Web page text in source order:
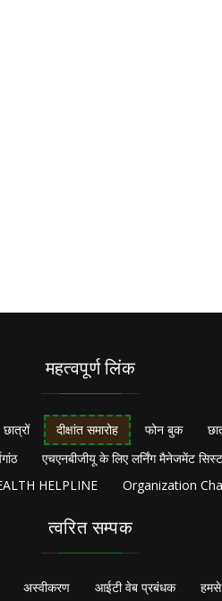
महत्वपूर्ण लिंक
छात्रों दीक्षांत समारोह फोन बुक
एचएनबीजीयू के लिए लर्निंग मैनेजमेंट
HELPLINE Organization
त्वरित सम्पक
अस्वीकरण आईटी वेब प्रबंधक